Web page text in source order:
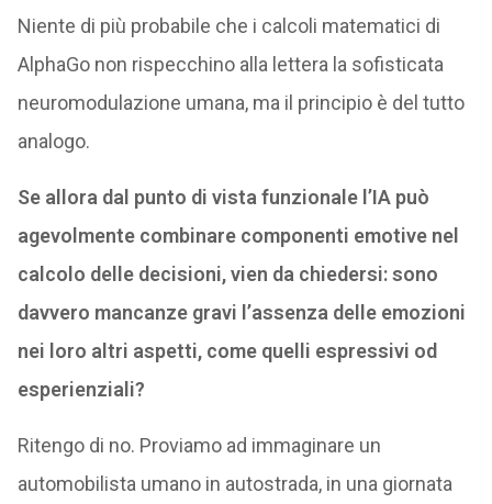
Niente di più probabile che i calcoli matematici di
AlphaGo non rispecchino alla lettera la sofisticata
neuromodulazione umana, ma il principio è del tutto
analogo.
Se allora dal punto di vista funzionale l’IA può
agevolmente combinare componenti emotive nel
calcolo delle decisioni, vien da chiedersi: sono
davvero mancanze gravi l’assenza delle emozioni
nei loro altri aspetti, come quelli espressivi od
esperienziali?
Ritengo di no. Proviamo ad immaginare un
automobilista umano in autostrada, in una giornata